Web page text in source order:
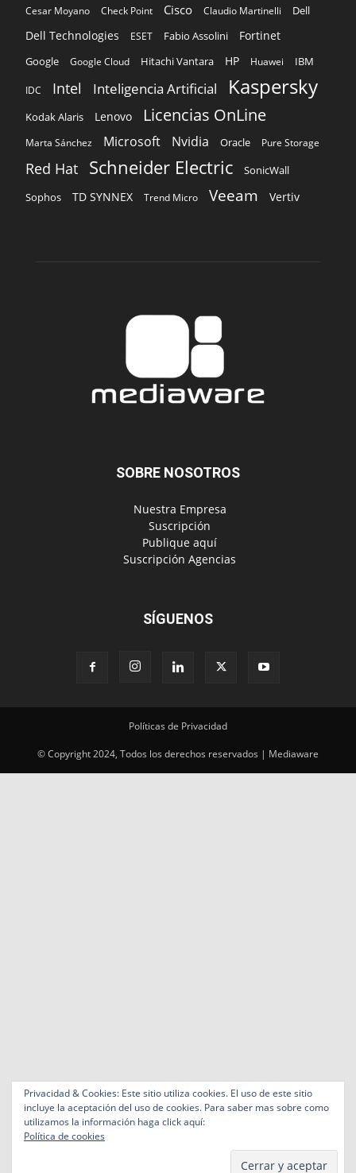
Cesar Moyano
Check Point Cisco Claudio Martinelli Dell
Dell Technologies ESET Fabio Assolini Fortinet
Google Google Cloud Hitachi Vantara HP Huawei IBM
IDC Intel Inteligencia Artificial Kaspersky
Kodak Alaris Lenovo Licencias OnLine
Marta Sánchez Microsoft Nvidia Oracle Pure Storage
Red Hat Schneider Electric SonicWall
Sophos TD SYNNEX Trend Micro Veeam Vertiv
SOBRE NOSOTROS
‎ Nuestra Empresa
‎ Suscripción
‎ Publique aquí
‎ Suscripción Agencias
SÍGUENOS
Políticas de Privacidad
© Copyright 2024, Todos los derechos reservados | Mediaware
Privacidad & Cookies: Este sitio utiliza cookies. El uso de este sitio
incluye la aceptación del uso de cookies. Para saber mas sobre como
utilizamos la información haga click aquí:
Política de cookies